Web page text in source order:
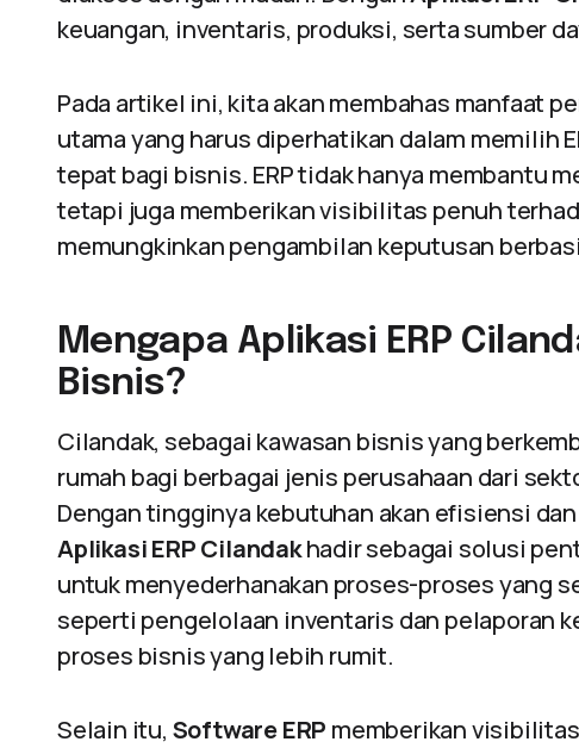
keuangan, inventaris, produksi, serta sumber
Pada artikel ini, kita akan membahas manfaat
utama yang harus diperhatikan dalam memilih
tepat bagi bisnis. ERP tidak hanya membantu
tetapi juga memberikan visibilitas penuh
memungkinkan pengambilan keputusan
Mengapa Aplikasi ERP
Bisnis?
Cilandak, sebagai kawasan bisnis yang
rumah bagi berbagai jenis perusahaan dari
Dengan tingginya kebutuhan akan efisiensi
Aplikasi ERP Cilandakhadir sebagai solusi
untuk menyederhanakan proses-proses yang
seperti pengelolaan inventaris dan pelaporan
proses bisnis yang lebih rumit.
Selain itu, Software ERP memberikan